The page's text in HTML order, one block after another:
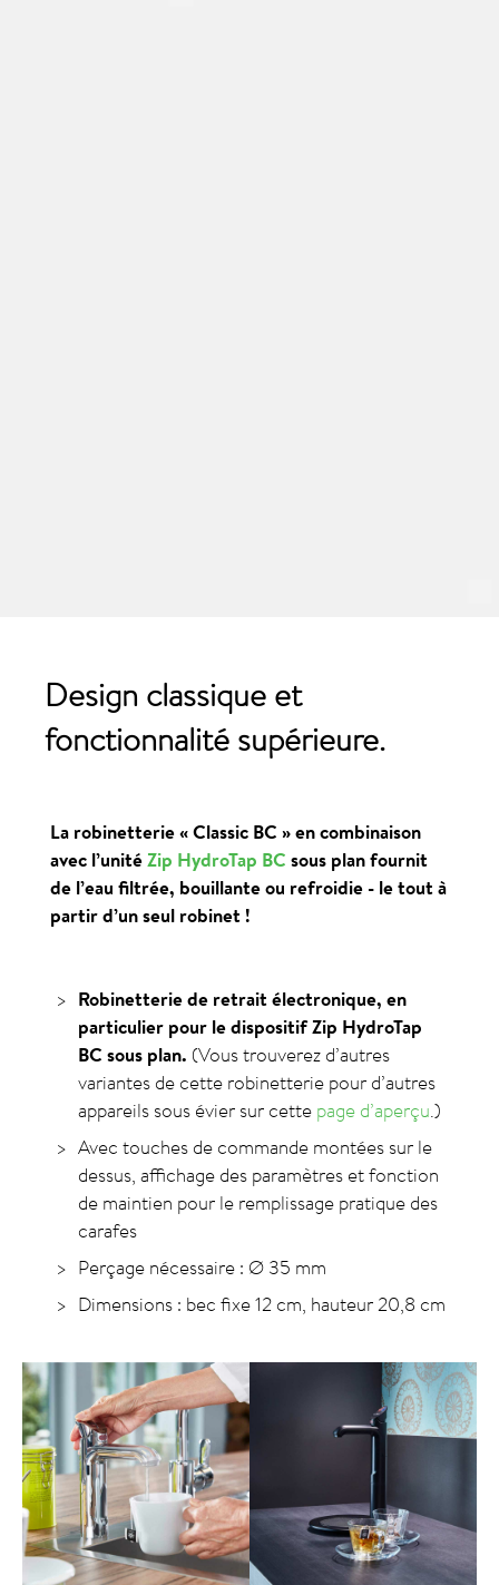
Design classique et
fonctionnalité supérieure.
La robinetterie« Classic BC »en combinaison
avec l’unitéZip HydroTap BC sous plan fournit
de l’eau filtrée, bouillante ou refroidie - le tout à
partir d’un seul robinet !
Robinetterie de retrait électronique, en
particulier pour le dispositif Zip HydroTap
BC sous plan. (Vous trouverez d’autres
variantes de cette robinetterie pour d’autres
appareils sous évier sur cette page d’aperçu.)
Avec touches de commande montées sur le
dessus, affichage des paramètres et fonction
de maintien pour le remplissage pratique des
carafes
Perçage nécessaire : Ø 35 mm
Dimensions : bec fixe 12 cm, hauteur 20,8 cm